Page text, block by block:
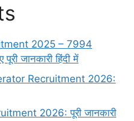
2025 – 7994
जानकारी हिंदी में
Recruitment 2026:
2026: पूरी जानकारी